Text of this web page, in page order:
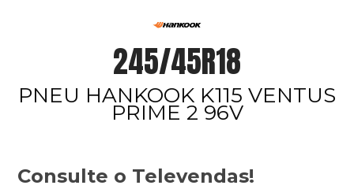
245/45R18
PNEU HANKOOK K115 VENTUS
PRIME 2 96V
Consulte o Televendas!